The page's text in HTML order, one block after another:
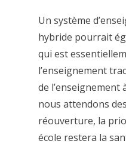
Un système
hybride pourrait
qui est
l’enseignement
de l’enseignement
nous attendons
réouverture, la
école restera la